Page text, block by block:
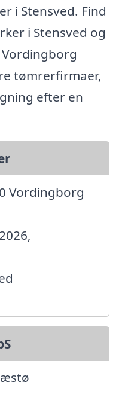
i Stensved. Find
i Stensved og
tømrerfirmaer,
efter en
Vordingborg